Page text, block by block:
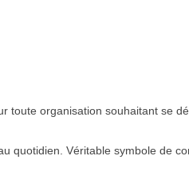
toute organisation souhaitant se
quotidien. Véritable symbole de